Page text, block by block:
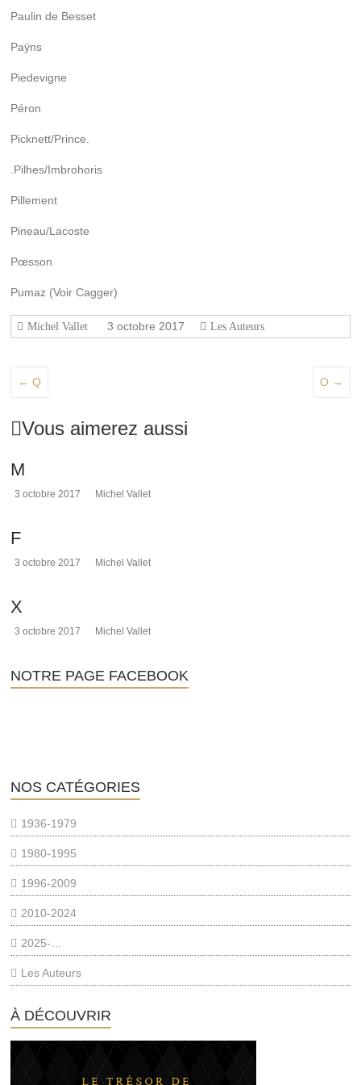
de
le-
l'histoire
l'abbé
et
sujets
à
affaire,
1936.
Paulin de Besset
Paÿns
Piedevigne
Péron
Picknett/Prince.
.Pilhes/Imbrohoris
Pillement
Pineau/Lacoste
Pœsson
Pumaz (Voir Cagger)
Michel Vallet 3 octobre 2017 Les Auteurs
← Q O →
Vous aimerez aussi
M
3 octobre 2017 Michel Vallet
F
3 octobre 2017 Michel Vallet
X
3 octobre 2017 Michel Vallet
NOTRE PAGE FACEBOOK
NOS CATÉGORIES
1936-1979
1980-1995
1996-2009
2010-2024
2025-…
Les Auteurs
À DÉCOUVRIR